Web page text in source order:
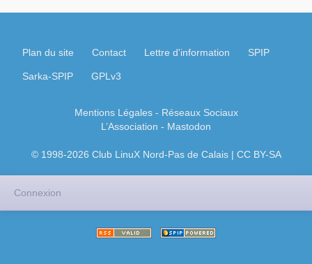
Plan du site Contact Lettre d'information SPIP
Sarka-SPIP GPLv3
Mentions Légales- Réseaux Sociaux
L’Association - Mastodon
© 1998-2026 Club LinuX Nord-Pas de Calais | CC BY-SA
Connexion